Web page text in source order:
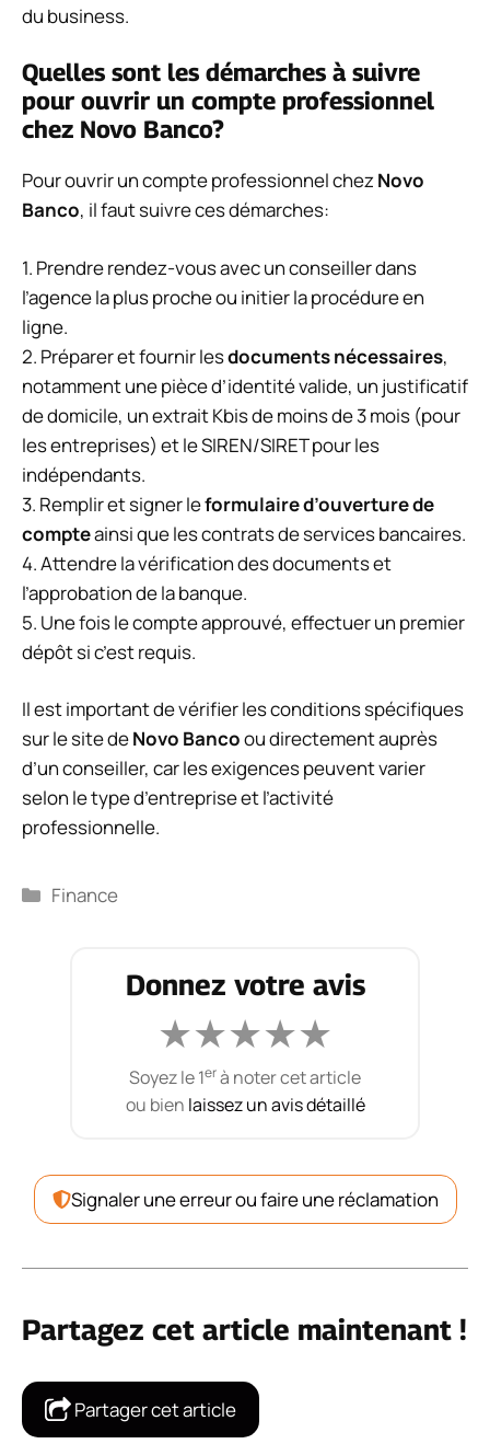
du business.
Quelles sont les démarches à suivre
pour ouvrir un compte professionnel
chez Novo Banco?
Pour ouvrir un compte professionnel chezNovo
Banco, il faut suivre ces démarches:
1. Prendre rendez-vous avec un conseiller dans
l’agence la plus proche ou initier la procédure en
ligne.
2. Préparer et fournir lesdocuments nécessaires,
notamment une pièce d’identité valide, un justificatif
de domicile, un extrait Kbis de moins de 3 mois (pour
les entreprises) et le SIREN/SIRET pour les
indépendants.
3. Remplir et signer leformulaire d’ouverture de
compteainsi que les contrats de services bancaires.
4. Attendre la vérification des documents et
l’approbation de la banque.
5. Une fois le compte approuvé, effectuer un premier
dépôt si c’est requis.
Il est important de vérifier les conditions spécifiques
sur le site deNovo Bancoou directement auprès
d’un conseiller, car les exigences peuvent varier
selon le type d’entreprise et l’activité
professionnelle.
Catégories
Finance
Donnez votre avis
★★★★★
Soyez le 1erà noter cet article
ou bien laissez un avis détaillé
Signaler une erreur ou faire une réclamation
Partagez cet article maintenant !
Partager cet article